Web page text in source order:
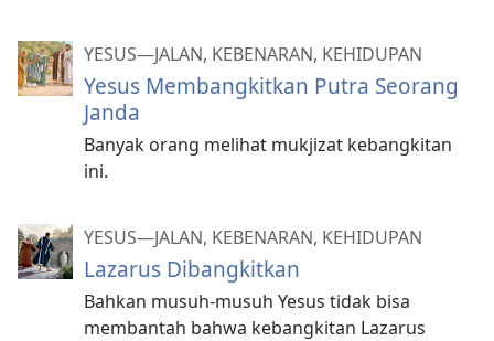
YESUS​—JALAN, KEBENARAN, KEHIDUPAN
Yesus Membangkitkan Putra Seorang
Janda
Banyak orang melihat mukjizat kebangkitan
ini.
YESUS​—JALAN, KEBENARAN, KEHIDUPAN
Lazarus Dibangkitkan
Bahkan musuh-musuh Yesus tidak bisa
membantah bahwa kebangkitan Lazarus